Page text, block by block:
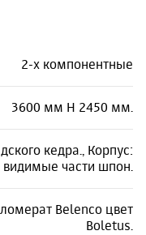
2-х компонентные
3600 мм Н 2450 мм.
кедра., Корпус:
части шпон.
Belenco цвет
Boletus.